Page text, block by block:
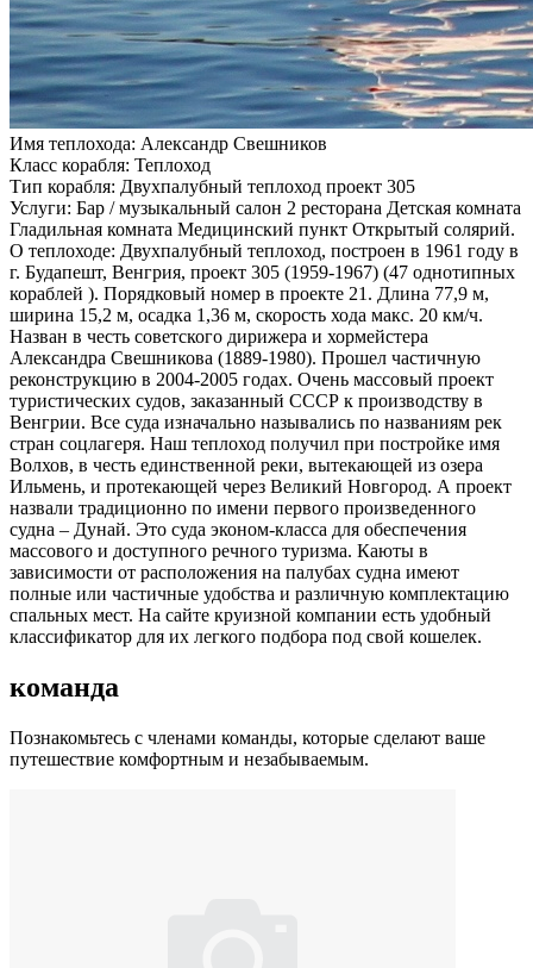
Имя теплохода: Александр Свешников
Класс корабля: Теплоход
Тип корабля: Двухпалубный теплоход проект 305
Услуги: Бар / музыкальный салон 2 ресторана Детская комната
Гладильная комната Медицинский пункт Открытый солярий.
О теплоходе: Двухпалубный теплоход, построен в 1961 году в
г. Будапешт, Венгрия, проект 305 (1959-1967) (47 однотипных
кораблей ). Порядковый номер в проекте 21. Длина 77,9 м,
ширина 15,2 м, осадка 1,36 м, скорость хода макс. 20 км/ч.
Назван в честь советского дирижера и хормейстера
Александра Свешникова (1889-1980). Прошел частичную
реконструкцию в 2004-2005 годах. Очень массовый проект
туристических судов, заказанный СССР к производству в
Венгрии. Все суда изначально назывались по названиям рек
стран соцлагеря. Наш теплоход получил при постройке имя
Волхов, в честь единственной реки, вытекающей из озера
Ильмень, и протекающей через Великий Новгород. А проект
назвали традиционно по имени первого произведенного
судна – Дунай. Это суда эконом-класса для обеспечения
массового и доступного речного туризма. Каюты в
зависимости от расположения на палубах судна имеют
полные или частичные удобства и различную комплектацию
спальных мест. На сайте круизной компании есть удобный
классификатор для их легкого подбора под свой кошелек.
команда
Познакомьтесь с членами команды, которые сделают ваше
путешествие комфортным и незабываемым.